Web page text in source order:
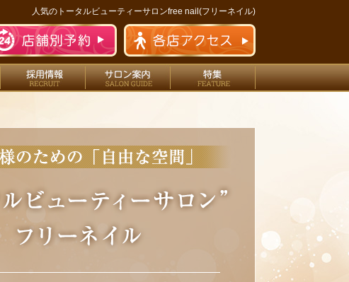
人気のトータルビューティーサロンfree nail(フリーネイル)
ハイフ エステ 採用情報 サロン案内